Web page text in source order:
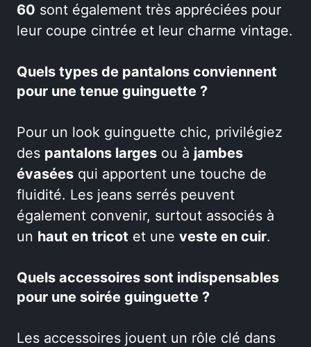
60 sont également très appréciées pour
leur coupe cintrée et leur charme vintage.
Quels types de pantalons conviennent
pour une tenue guinguette ?
Pour un look guinguette chic, privilégiez
des pantalons larges ou à jambes
évasées qui apportent une touche de
fluidité. Les jeans serrés peuvent
également convenir, surtout associés à
un haut en tricot et une veste en cuir.
Quels accessoires sont indispensables
pour une soirée guinguette ?
Les accessoires jouent un rôle clé dans